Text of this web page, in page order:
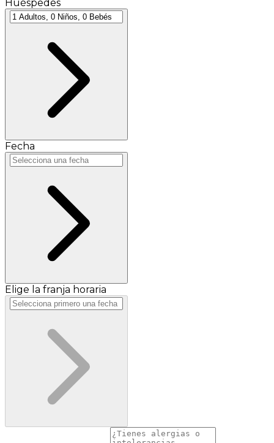
Huéspedes
Fecha
Elige la franja horaria